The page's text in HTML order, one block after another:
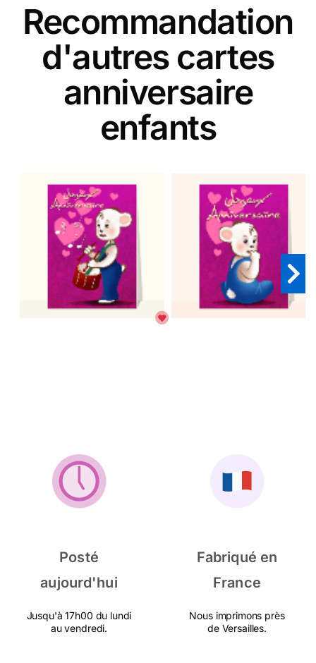
Recommandation
d'autres cartes
anniversaire
enfants
Posté
aujourd'hui
Jusqu'à 17h00 du lundi
au vendredi.
Fabriqué en
France
Nous imprimons près
de Versailles.